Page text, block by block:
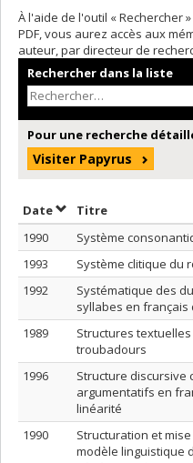
À l'aide de l'outil « Rechercher
PDF, vous aurez accès aux
auteur, par directeur de
Rechercher dans la liste
Pour une recherche
Visiter Papyrus
DateTrier par date en
Titre
1990
Système
1993
Système clitique du
1992
Systématique des
syllabes en français
1989
Structures
troubadours
1996
Structure discursive
argumentatifs en
linéarité
1990
Structuration et
modèle linguistique